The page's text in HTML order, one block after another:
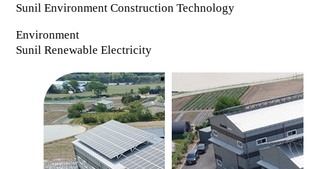
Sunil Environment Construction Technology
Environment
Sunil Renewable Electricity